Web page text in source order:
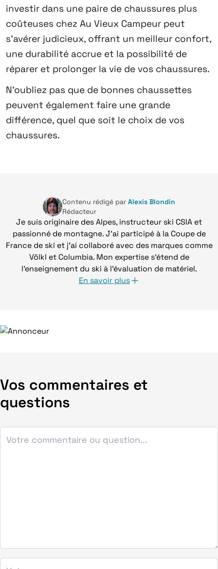
investir dans une paire de chaussures plus
coûteuses chez Au Vieux Campeur peut
s’avérer judicieux, offrant un meilleur confort,
une durabilité accrue et la possibilité de
réparer et prolonger la vie de vos chaussures.
N’oubliez pas que de bonnes chaussettes
peuvent également faire une grande
différence, quel que soit le choix de vos
chaussures.
Contenu rédigé par Alexis Blondin
Rédacteur
Je suis originaire des Alpes, instructeur ski CSIA et
passionné de montagne. J'ai participé à la Coupe de
France de ski et j'ai collaboré avec des marques comme
Völkl et Columbia. Mon expertise s'étend de
l'enseignement du ski à l'évaluation de matériel.
En savoir plus
Vos commentaires et
questions